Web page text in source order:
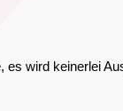
wird keinerlei